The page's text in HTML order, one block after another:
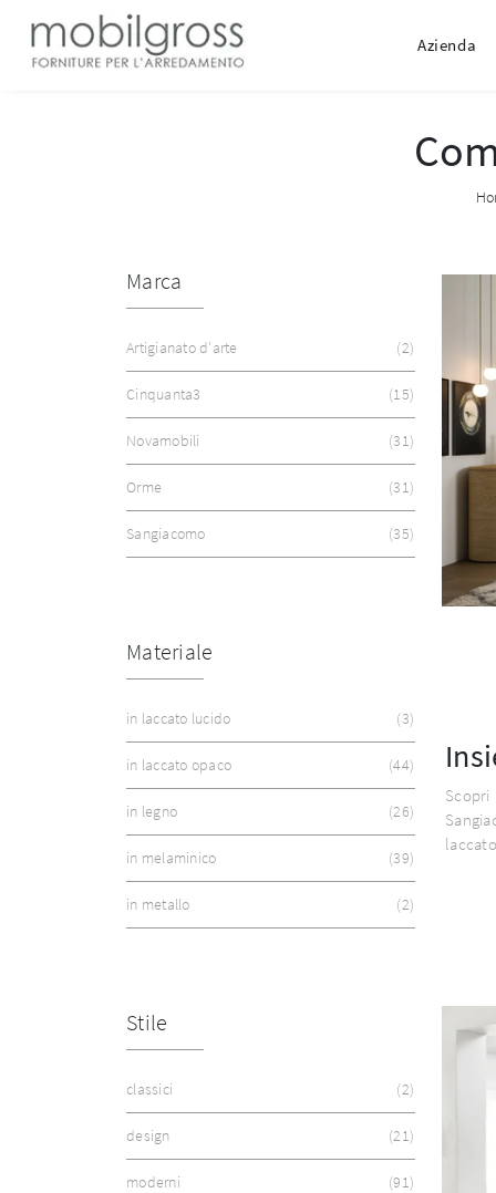
Azienda
Marca
Artigianato d'arte 2
Cinquanta3 15
Novamobili 31
Orme 31
Sangiacomo 35
Materiale
in laccato lucido 3
in laccato opaco 44
in legno 26
in melaminico 39
in metallo 2
Stile
classici 2
design 21
moderni 91